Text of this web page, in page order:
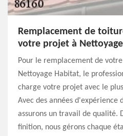
Remplacement de
votre projet à
Pour le remplacement de
Nettoyage Habitat, le
charge votre projet avec le
Avec des années d'expérience
assurons un travail de qualité.
finition, nous gérons chaque